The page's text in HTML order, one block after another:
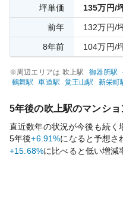
坪単価 135万円/
前年 132万円/
8年前 104万円/
※周辺エリアは 吹上駅 御器所駅
鶴舞駅 車道駅 覚王山駅 新栄町
5年後の吹上駅のマンシ
直近数年の状況が今後も続く
5年後+6.91%になると予想さ
+15.68%に比べると低い増減